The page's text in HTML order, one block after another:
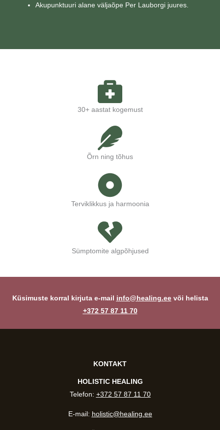
Akupunktuuri alane väljaõpe Per Lauborgi juures.
30+ aastat kogemust
Õrn ning tõhus
Terviklikkus ja harmoonia
Sümptomite algpõhjused
Küsimuste korral kirjuta e-mail info@healing.eevõi helista
+372 57 87 11 70
KONTAKT
HOLISTIC HEALING
Telefon: +372 57 87 11 70
E-mail: holistic@healing.ee